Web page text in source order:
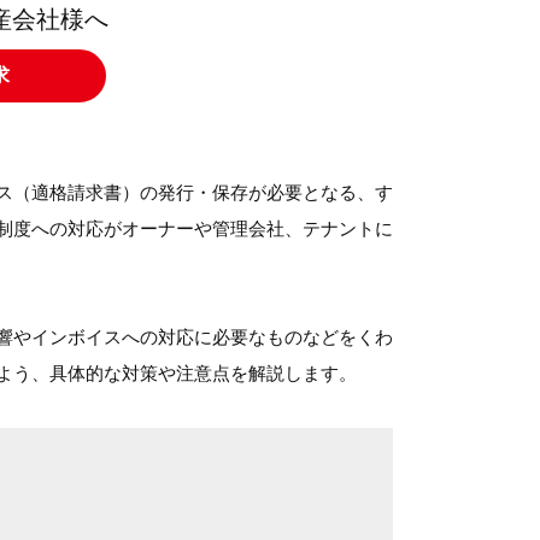
会社様へ
（適格請求書）の発行・保存が必要となる、す
への対応がオーナーや管理会社、テナントに
やインボイスへの対応に必要なものなどをくわ
、具体的な対策や注意点を解説します。